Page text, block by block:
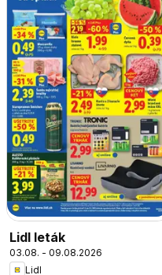
Lidl leták
03.08. - 09.08.2026
Lidl